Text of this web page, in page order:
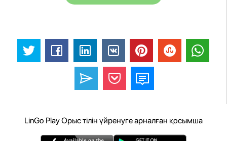
LinGo Play Орыс тілін үйренуге арналған қосымша